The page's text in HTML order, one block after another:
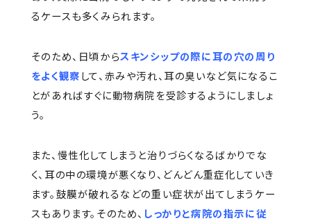
るケースも多くみられます。
そのため、日頃からスキンシップの際に耳の穴の周り
をよく観察 して、赤みや汚れ、耳の臭いなど気になるこ
とがあればすぐに動物病院を受診するようにしましょ
う。
また、慢性化してしまうと治りづらくなるばかりでな
く、耳の中の環境が悪くなり、どんどん重症化していき
ます。鼓膜が破れるなどの重い症状が出てしまうケー
スもあります。そのため、 しっかりと病院の指示に従